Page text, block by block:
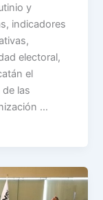
y
indicadores
electoral,
el
las
…